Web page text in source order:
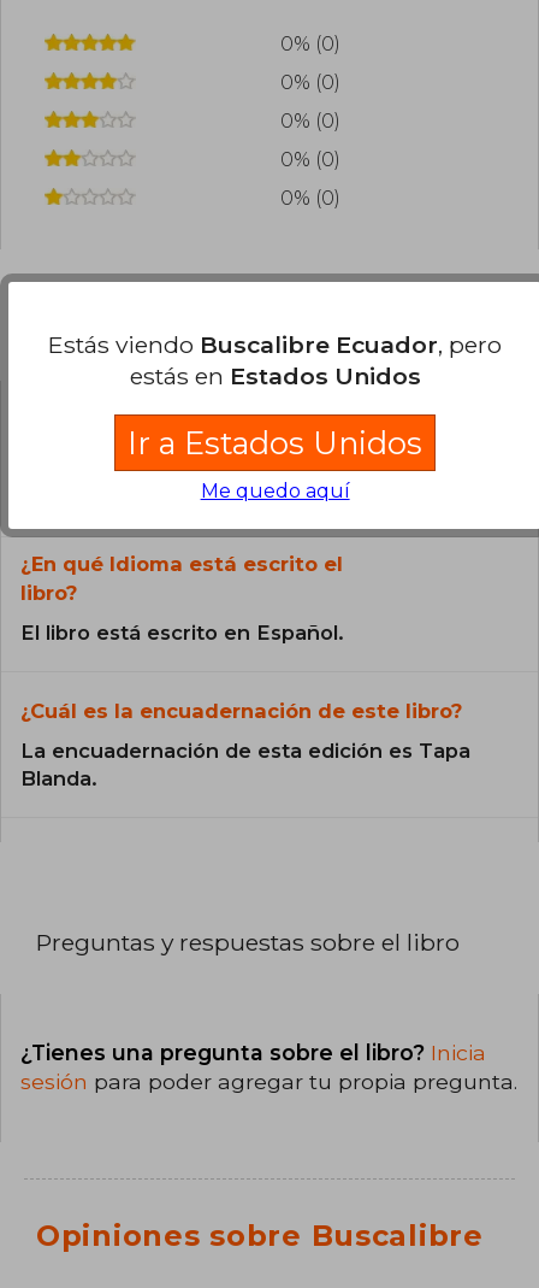
0% (0)
0% (0)
0% (0)
0% (0)
0% (0)
Preguntas frecuentes sobre el libro
¿El libro es original?
Todos los libros de nuestro
catálogo son Originales.
¿En qué Idioma está escrito el
libro?
El libro está escrito en Español.
¿Cuál es la encuadernación de este libro?
La encuadernación de esta edición es Tapa
Blanda.
Preguntas y respuestas sobre el libro
¿Tienes una pregunta sobre el libro? Inicia
sesión para poder agregar tu propia pregunta.
Opiniones sobre Buscalibre
Estás viendo Buscalibre Ecuador, pero
estás en Estados Unidos
Ir a Estados Unidos
Me quedo aquí